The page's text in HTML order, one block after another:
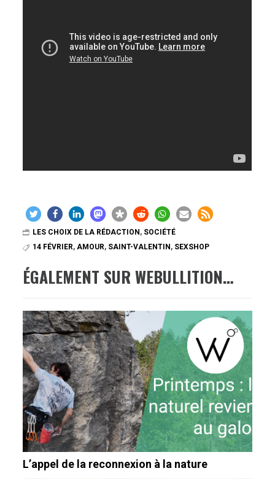
LES CHOIX DE LA RÉDACTION , SOCIÉTÉ
14 FÉVRIER,AMOUR, SAINT-VALENTIN , SEXSHOP
ÉGALEMENT SUR WEBULLITION…
L’appel de la reconnexion à la nature